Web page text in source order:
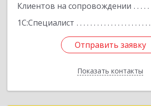
Клиентов на сопровождении
1С:Специалист
Отправить заявку
Показать контакты
Отправить заявку
Назад